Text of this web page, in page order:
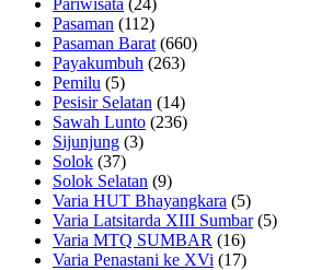
Pasaman (112)
Pasaman Barat (660)
Payakumbuh (263)
Pemilu (5)
Pesisir Selatan (14)
Sawah Lunto (236)
Sijunjung (3)
Solok (37)
Solok Selatan (9)
Varia HUT Bhayangkara (5)
Varia Latsitarda XIII Sumbar(5)
Varia MTQ SUMBAR (16)
Varia Penastani ke XVi (17)